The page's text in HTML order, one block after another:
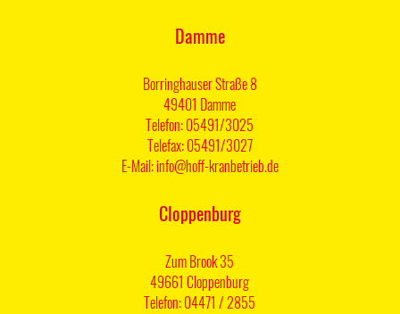
Damme
Borringhauser Straße 8
49401 Damme
Telefon: 05491/3025
Telefax: 05491/3027
E-Mail: info@hoff-kranbetrieb.de
Cloppenburg
Zum Brook 35
49661 Cloppenburg
Telefon: 04471 / 2855